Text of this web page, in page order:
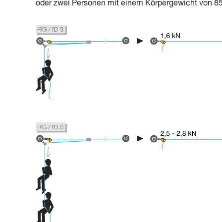
oder zwei Personen mit einem Körpergewicht von